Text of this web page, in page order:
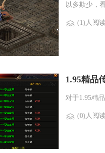
以多欺少，
(1)人阅读
1.95精品
对于1.95精
(0)人阅读